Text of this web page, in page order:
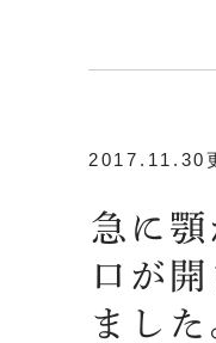
2017.11.30
急に
口が
まし